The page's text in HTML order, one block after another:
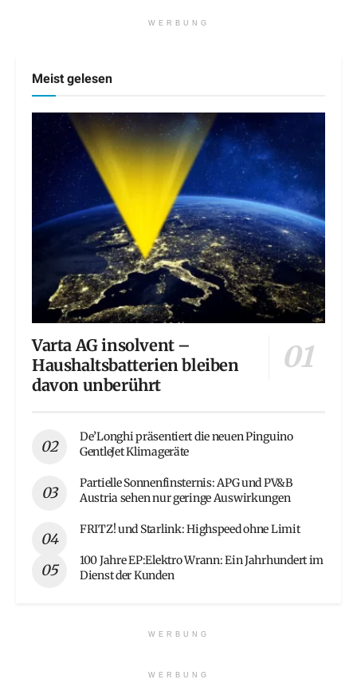
WERBUNG
Meist gelesen
Varta AG insolvent –
Haushaltsbatterien bleiben
davon unberührt
De’Longhi präsentiert die neuen Pinguino
GentleJet Klimageräte
Partielle Sonnenfinsternis: APG und PV&B
Austria sehen nur geringe Auswirkungen
FRITZ! und Starlink: Highspeed ohne Limit
100 Jahre EP:Elektro Wrann: Ein Jahrhundert im
Dienst der Kunden
WERBUNG
WERBUNG